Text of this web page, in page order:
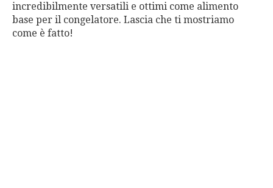
incredibilmente versatili e ottimi come alimento
base per il congelatore. Lascia che ti mostriamo
come è fatto!